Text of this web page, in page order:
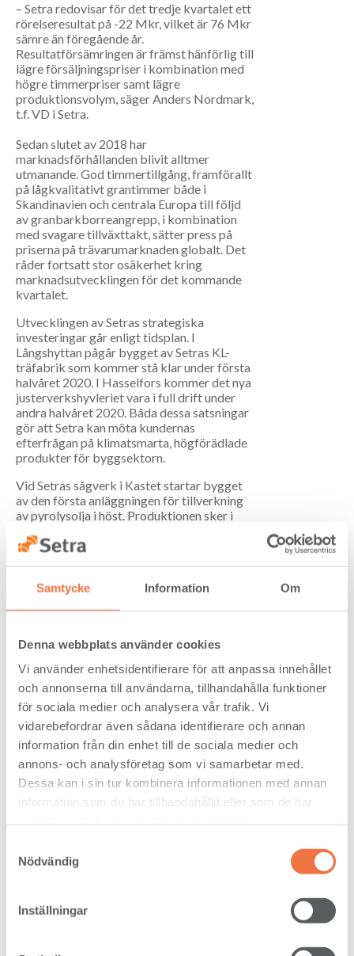
Samtycke Information Om
Denna webbplats använder cookies
Vi använder enhetsidentifierare för att anpassa innehållet
och annonserna till användarna, tillhandahålla funktioner
för sociala medier och analysera vår trafik. Vi
vidarebefordrar även sådana identifierare och annan
information från din enhet till de sociala medier och
annons- och analysföretag som vi samarbetar med.
Dessa kan i sin tur kombinera informationen med annan
information som du har tillhandahållit eller som de har
Nödvändig
Inställningar
– Setra redovisar för det tredje kvartalet ett
rörelseresultat på -22 Mkr, vilket är 76 Mkr
sämre än föregående år.
Resultatförsämringen är främst hänförlig till
lägre försäljningspriser i kombination med
högre timmerpriser samt lägre
produktionsvolym, säger Anders Nordmark,
t.f. VD i Setra.
Sedan slutet av 2018 har
marknadsförhållanden blivit alltmer
utmanande. God timmertillgång, framförallt
på lågkvalitativt grantimmer både i
Skandinavien och centrala Europa till följd
av granbarkborreangrepp, i kombination
med svagare tillväxttakt, sätter press på
priserna på trävarumarknaden globalt. Det
råder fortsatt stor osäkerhet kring
marknadsutvecklingen för det kommande
kvartalet.
Utvecklingen av Setras strategiska
investeringar går enligt tidsplan. I
Långshyttan pågår bygget av Setras KL-
träfabrik som kommer stå klar under första
halvåret 2020. I Hasselfors kommer det nya
justerverkshyvleriet vara i full drift under
andra halvåret 2020. Båda dessa satsningar
gör att Setra kan möta kundernas
efterfrågan på klimatsmarta, högförädlade
produkter för byggsektorn.
Vid Setras sågverk i Kastet startar bygget
av den första anläggningen för tillverkning
av pyrolysolja i höst. Produktionen sker i
Setra och Preem. Anläggningen beräknas
– Setra vill öka värdet och klimatnyttan
biodrivmedel. På så sätt kan Setra bidra till
målet om fossilfria transporter i Sverige till
2030, säger Anders Nordmark.
Kassaflödet från den löpande verksamheten
för perioden januari-september uppgick till
125 (318) Mkr. Koncernens finansiella
ställning är fortsatt stark. Koncernens
finansiella nettoskuld uppgick till 268
(-120) Mkr vid periodens utgång vilket
motsvarar en nettoskuldsättningsgrad om
Nettoomsättning,